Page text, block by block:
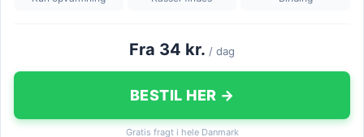
Fra 34 kr. / dag
BESTIL HER →
Gratis fragt i hele Danmark